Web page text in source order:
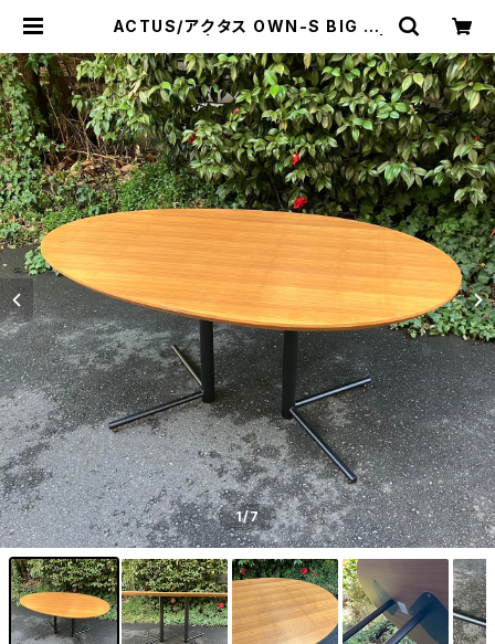
ACTUS/アクタス OWN-S BIG SI
新宿区神楽坂のリサイクルショップ・
古着
1/7